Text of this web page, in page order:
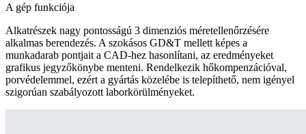
A gép funkciója
Alkatrészek nagy pontosságú 3 dimenziós méretellenőrzésére
alkalmas berendezés. A szokásos GD&T mellett képes a
munkadarab pontjait a CAD-hez hasonlítani, az eredményeket
grafikus jegyzőkönybe menteni. Rendelkezik hőkompenzációval,
porvédelemmel, ezért a gyártás közelébe is telepíthető, nem igényel
szigorúan szabályozott laborkörülményeket.